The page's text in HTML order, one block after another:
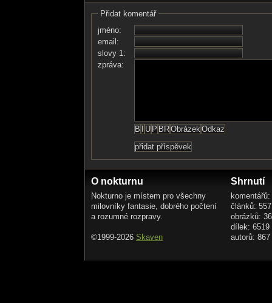
Přidat komentář
jméno:
email:
slovy 1:
zpráva:
O nokturnu
Nokturno je místem pro všechny
milovníky fantasie, dobrého počtení
a rozumné rozpravy.
©1999-2026 Skaven
Shrnutí
článků: 557
obrázků:
dílek: 6519
autorů: 867